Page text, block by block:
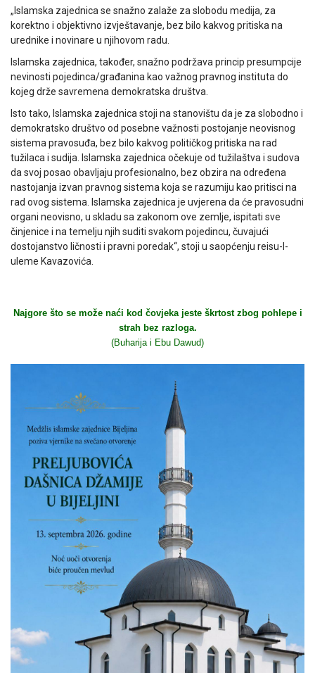
„Islamska zajednica se snažno zalaže za slobodu medija, za
korektno i objektivno izvještavanje, bez bilo kakvog pritiska na
urednike i novinare u njihovom radu.
Islamska zajednica, također, snažno podržava princip presumpcije
nevinosti pojedinca/građanina kao važnog pravnog instituta do
kojeg drže savremena demokratska društva.
Isto tako, Islamska zajednica stoji na stanovištu da je za slobodno i
demokratsko društvo od posebne važnosti postojanje neovisnog
sistema pravosuđa, bez bilo kakvog političkog pritiska na rad
tužilaca i sudija. Islamska zajednica očekuje od tužilaštva i sudova
da svoj posao obavljaju profesionalno, bez obzira na određena
nastojanja izvan pravnog sistema koja se razumiju kao pritisci na
rad ovog sistema. Islamska zajednica je uvjerena da će pravosudni
organi neovisno, u skladu sa zakonom ove zemlje, ispitati sve
činjenice i na temelju njih suditi svakom pojedincu, čuvajući
dostojanstvo ličnosti i pravni poredak“, stoji u saopćenju reisu-l-
uleme Kavazovića.
Najgore što se može naći kod čovjeka jeste škrtost zbog pohlepe i
strah bez razloga.
(Buharija i Ebu Dawud)